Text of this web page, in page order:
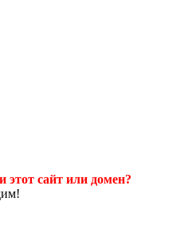
этот сайт или домен?